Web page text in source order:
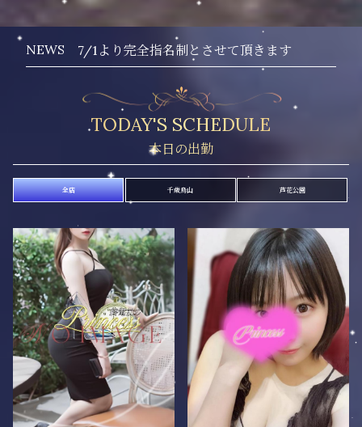
NEWS
7/1より完全指名制とさせて頂きます
TODAY'S SCHEDULE
全店 千歳烏山 芦花公園